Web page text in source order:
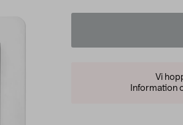
Vi
Information